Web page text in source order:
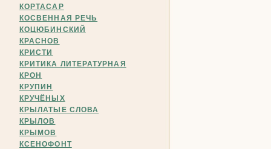
КОРТАСАР
КОСВЕННАЯ РЕЧЬ
КОЦЮБИНСКИЙ
КРАСНОВ
КРИСТИ
КРИТИКА ЛИТЕРАТУРНАЯ
КРОН
КРУПИН
КРУЧЁНЫХ
КРЫЛАТЫЕ СЛОВА
КРЫЛОВ
КРЫМОВ
КСЕНОФОНТ